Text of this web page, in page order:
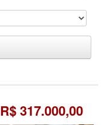
R$ 317.000,00